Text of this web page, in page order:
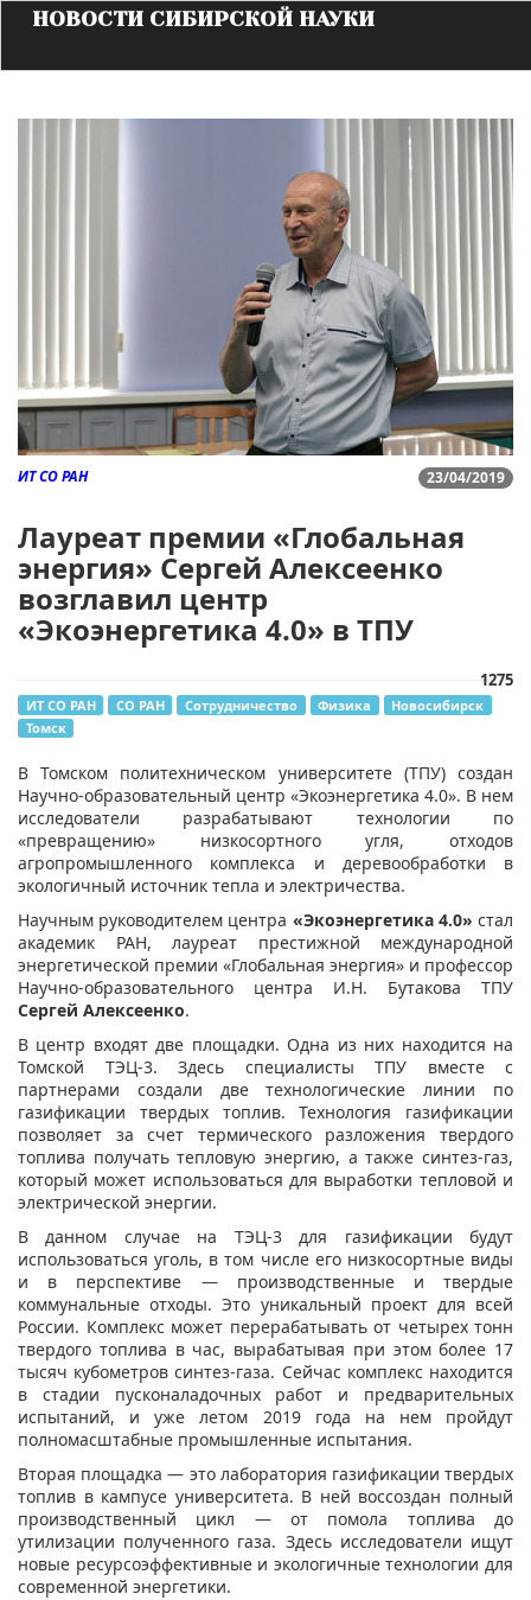
НОВОСТИ СИБИРСКОЙ НАУКИ
23/04/2019
ИТ СО РАН
Лауреат премии «Глобальная
энергия» Сергей Алексеенко
возглавил центр
«Экоэнергетика 4.0» в ТПУ
1275
ИТ СО РАН СО РАН Сотрудничество Физика
Новосибирск
Томск
В Томском политехническом университете (ТПУ) создан
Научно-образовательный центр «Экоэнергетика 4.0». В нем
исследователи разрабатывают технологии по
«превращению» низкосортного угля, отходов
агропромышленного комплекса и деревообработки в
экологичный источник тепла и электричества.
Научным руководителем центра «Экоэнергетика 4.0» стал
академик РАН, лауреат престижной международной
энергетической премии «Глобальная энергия» и профессор
Научно-образовательного центра И.Н. Бутакова ТПУ
Сергей Алексеенко.
В центр входят две площадки. Одна из них находится на
Томской ТЭЦ-3. Здесь специалисты ТПУ вместе с
партнерами создали две технологические линии по
газификации твердых топлив. Технология газификации
позволяет за счет термического разложения твердого
топлива получать тепловую энергию, а также синтез-газ,
который может использоваться для выработки тепловой и
электрической энергии.
В данном случае на ТЭЦ-3 для газификации будут
использоваться уголь, в том числе его низкосортные виды
и в перспективе — производственные и твердые
коммунальные отходы. Это уникальный проект для всей
России. Комплекс может перерабатывать от четырех тонн
твердого топлива в час, вырабатывая при этом более 17
тысяч кубометров синтез-газа. Сейчас комплекс находится
в стадии пусконаладочных работ и предварительных
испытаний, и уже летом 2019 года на нем пройдут
полномасштабные промышленные испытания.
Вторая площадка — это лаборатория газификации твердых
топлив в кампусе университета. В ней воссоздан полный
производственный цикл — от помола топлива до
утилизации полученного газа. Здесь исследователи ищут
новые ресурсоэффективные и экологичные технологии для
современной энергетики.